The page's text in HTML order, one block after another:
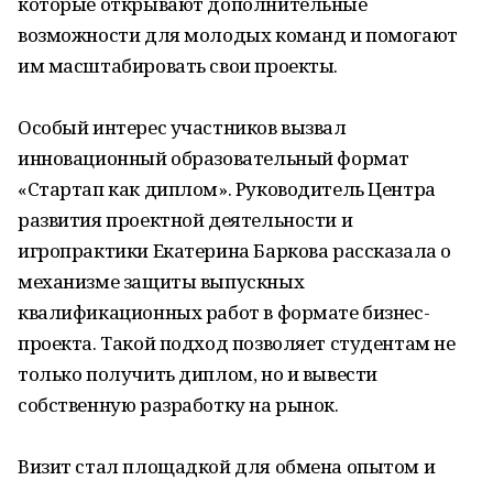
возможности для молодых команд и помогают
им масштабировать свои проекты.
Особый интерес участников вызвал
инновационный образовательный формат
«Стартап как диплом». Руководитель Центра
развития проектной деятельности и
игропрактики Екатерина Баркова рассказала о
механизме защиты выпускных
квалификационных работ в формате бизнес-
проекта. Такой подход позволяет студентам не
только получить диплом, но и вывести
собственную разработку на рынок.
Визит стал площадкой для обмена опытом и